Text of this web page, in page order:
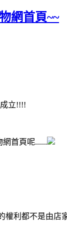
網首頁~~
立!!!!
首頁呢......
權利都不是由店